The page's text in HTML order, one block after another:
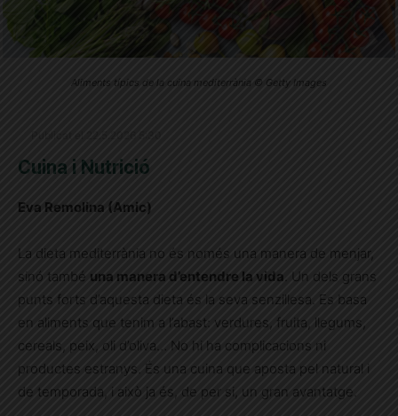
Aliments típics de la cuina mediterrània © Getty Images
Cuina i Nutrició
Eva Remolina (Amic)
La dieta mediterrània no és només una manera de menjar,
sinó també una manera d’entendre la vida. Un dels grans
punts forts d’aquesta dieta és la seva senzillesa. Es basa
en aliments que tenim a l’abast: verdures, fruita, llegums,
cereals, peix, oli d’oliva… No hi ha complicacions ni
productes estranys. És una cuina que aposta pel natural i
de temporada, i això ja és, de per si, un gran avantatge.